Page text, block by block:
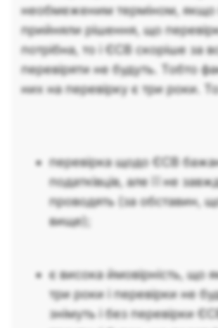
необмеженим терміном, якщо
прийняли рішення, що
потрібна, то і ЄСВ скоріше за
перевіряти не будуть. Тобто
них на перевірку є три роки.
перевірка щодо ЄСВ
податківців, але її не
проводять (за обставин,
вище);
є висока ймовірність, що
три роки і перевірки не
знімуть і без перевірки